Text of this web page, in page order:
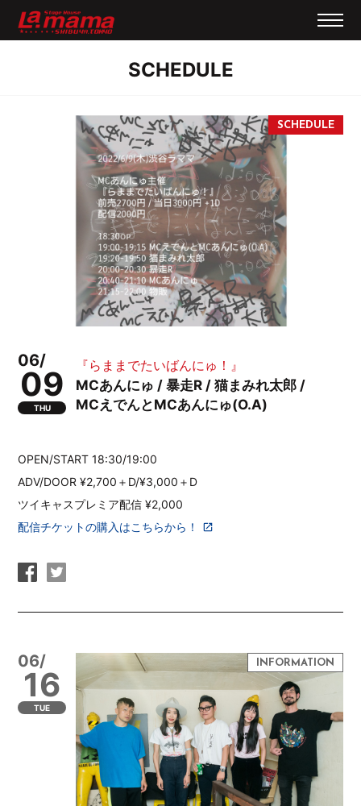
SCHEDULE
06/
09
THU
『らままでたいばんにゅ！』
MCあんにゅ / 暴走R / 猫まみれ太郎 /
MCえでんとMCあんにゅ(O.A)
OPEN/START 18:30/19:00
ADV/DOOR ¥2,700＋D/¥3,000＋D
ツイキャスプレミア配信 ¥2,000
配信チケットの購入はこちらから！
06/
16
TUE